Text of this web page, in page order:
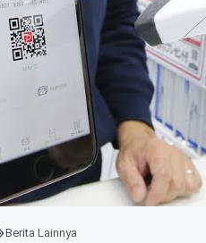
Berita Lainnya